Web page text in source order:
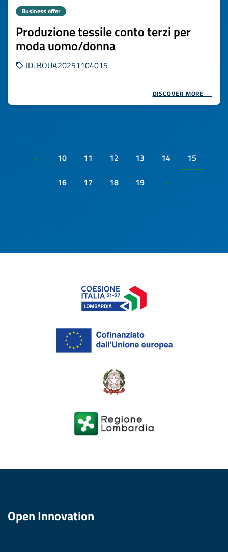
Business offer
Produzione tessile conto terzi per
moda uomo/donna
ID: BOUA20251104015
DISCOVER MORE →
« 10 11 12 13 14
15
16
17 18 19 »
Open Innovation